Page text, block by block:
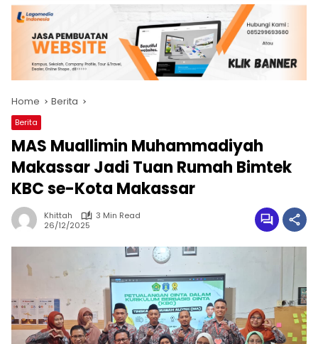
Home Berita
Berita
MAS Muallimin Muhammadiyah
Makassar Jadi Tuan Rumah Bimtek
KBC se-Kota Makassar
Khittah
3 Min Read
26/12/2025